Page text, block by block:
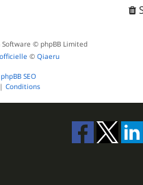
© phpBB Limited
© Qiaeru
phpBB SEO
| Conditions